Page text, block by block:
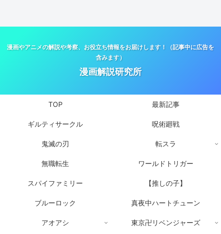
漫画やアニメの解説や考察、お役立ち情報をお届けします！（記事中に広告を
含みます）
漫画解説研究所
TOP 最新記事
ギルティサークル 呪術廻戦
鬼滅の刃 転スラ
無職転生 ワールドトリガー
スパイファミリー 【推しの子】
ブルーロック 真夜中ハートチューン
アオアシ 東京卍リベンジャーズ